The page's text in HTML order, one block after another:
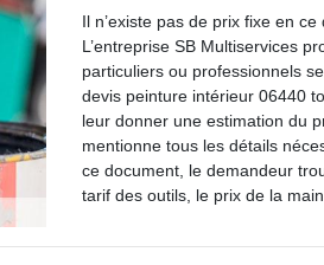
Il n’existe pas de prix fixe en
L’entreprise SB Multiservices
particuliers ou professionnels
devis peinture intérieur 06440
leur donner une estimation du
mentionne tous les détails
ce document, le demandeur
tarif des outils, le prix de la